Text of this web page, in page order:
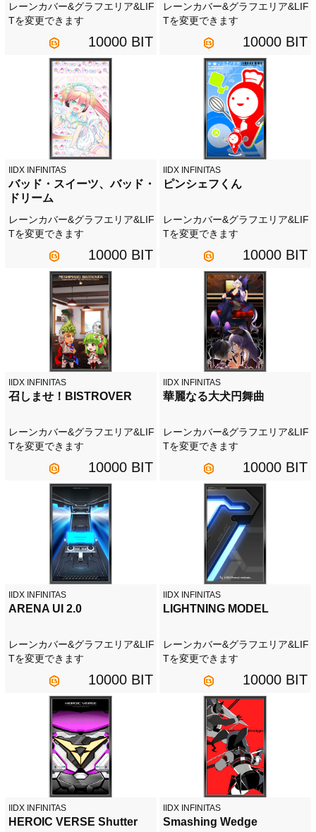
レーンカバー&グラフエリア&LIF
Tを変更できます
10000 BIT
レーンカバー&グラフエリア&LIF
Tを変更できます
10000 BIT
IIDX INFINITAS
バッド・スイーツ、バッド・
ドリーム
レーンカバー&グラフエリア&LIF
Tを変更できます
10000 BIT
IIDX INFINITAS
ピンシェフくん
レーンカバー&グラフエリア&LIF
Tを変更できます
10000 BIT
IIDX INFINITAS
召しませ！BISTROVER
レーンカバー&グラフエリア&LIF
Tを変更できます
10000 BIT
IIDX INFINITAS
華麗なる大犬円舞曲
レーンカバー&グラフエリア&LIF
Tを変更できます
10000 BIT
IIDX INFINITAS
ARENA UI 2.0
レーンカバー&グラフエリア&LIF
Tを変更できます
10000 BIT
IIDX INFINITAS
LIGHTNING MODEL
レーンカバー&グラフエリア&LIF
Tを変更できます
10000 BIT
IIDX INFINITAS
HEROIC VERSE Shutter
IIDX INFINITAS
Smashing Wedge